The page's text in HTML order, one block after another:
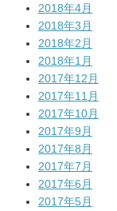
2018年4月
2018年3月
2018年2月
2018年1月
2017年12月
2017年11月
2017年10月
2017年9月
2017年8月
2017年7月
2017年6月
2017年5月